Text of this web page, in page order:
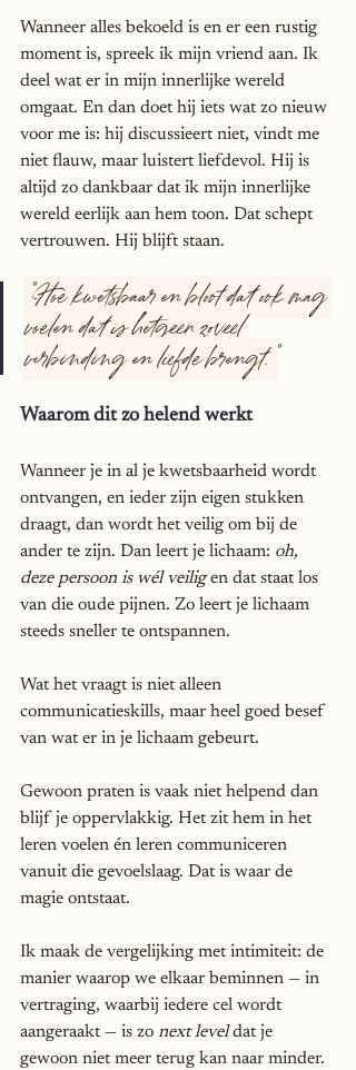
Wanneer alles bekoeld is en er een rustig
moment is, spreek ik mijn vriend aan. Ik
deel wat er in mijn innerlijke wereld
omgaat. En dan doet hij iets wat zo nieuw
voor me is: hij discussieert niet, vindt me
niet flauw, maar luistert liefdevol. Hij is
altijd zo dankbaar dat ik mijn innerlijke
wereld eerlijk aan hem toon. Dat schept
vertrouwen. Hij blijft staan.
"Hoe kwetsbaar en bloot dat ook mag
voelen dat is hetgeen zoveel
verbinding en liefde brengt."
Waarom dit zo helend werkt
Wanneer je in al je kwetsbaarheid wordt
ontvangen, en ieder zijn eigen stukken
draagt, dan wordt het veilig om bij de
ander te zijn. Dan leert je lichaam: oh,
deze persoon is wél veilig en dat staat los
van die oude pijnen. Zo leert je lichaam
steeds sneller te ontspannen.
Wat het vraagt is niet alleen
communicatieskills, maar heel goed besef
van wat er in je lichaam gebeurt.
Gewoon praten is vaak niet helpend dan
blijf je oppervlakkig. Het zit hem in het
leren voelen én leren communiceren
vanuit die gevoelslaag. Dat is waar de
magie ontstaat.
Ik maak de vergelijking met intimiteit: de
manier waarop we elkaar beminnen — in
vertraging, waarbij iedere cel wordt
aangeraakt — is zo next level dat je
gewoon niet meer terug kan naar minder.